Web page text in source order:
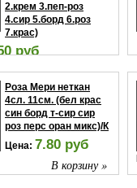
2.крем 3.пеп-роз
4.сир 5.борд 6.роз
7.крас)
руб
В корзину »
Роза Мери неткан
4сл. 11см. (бел крас
син борд т-сир сир
роз перс оран микс)/К
Цена: 7.80 руб
В корзину »